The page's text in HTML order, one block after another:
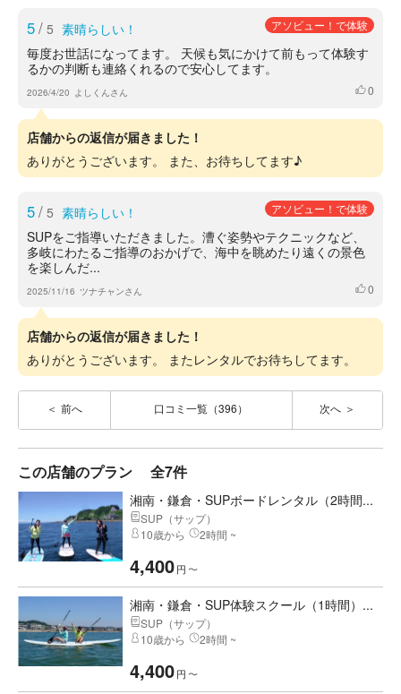
5/ 5 素晴らしい！ アソビュー！で体験
毎度お世話になってます。 天候も気にかけて前もって体験す
るかの判断も連絡くれるので安心してます。
2026/4/20 よしくんさん いいね
0
店舗からの返信が届きました！
ありがとうございます。 また、お待ちしてます♪
5/ 5 素晴らしい！ アソビュー！で体験
SUPをご指導いただきました。漕ぐ姿勢やテクニックなど、
多岐にわたるご指導のおかげで、海中を眺めたり遠くの景色
を楽しんだ...
2025/11/16 ツナチャンさん いいね
0
店舗からの返信が届きました！
ありがとうございます。 またレンタルでお待ちしてます。
前へ 口コミ一覧（396） 次へ
この店舗のプラン 全7件
湘南・鎌倉・SUPボードレンタル（2時間...
SUP（サップ）
10歳から
2時間 ~
4,400円 〜
湘南・鎌倉・SUP体験スクール（1時間）...
SUP（サップ）
10歳から
2時間 ~
4,400円 〜